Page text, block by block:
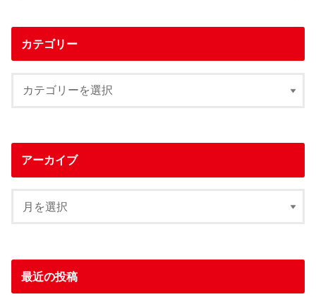
カテゴリー
アーカイブ
最近の投稿